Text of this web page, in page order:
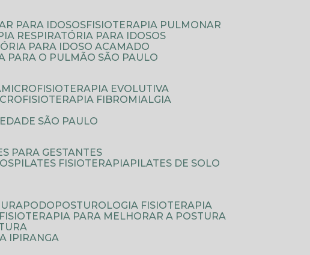
PARA IDOSOS
FISIOTERAPIA PULMONAR
RESPIRATÓRIA PARA IDOSOS
PARA IDOSO ACAMADO
PARA O PULMÃO SÃO PAULO
MICROFISIOTERAPIA EVOLUTIVA
FIBROMIALGIA
SÃO PAULO
PARA GESTANTES
PILATES FISIOTERAPIA
PILATES DE SOLO
PODOPOSTUROLOGIA FISIOTERAPIA
FISIOTERAPIA PARA MELHORAR A POSTURA
IPIRANGA